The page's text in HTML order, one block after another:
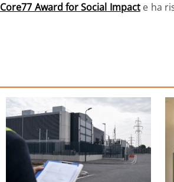
Core77 Award for Social Impacte ha